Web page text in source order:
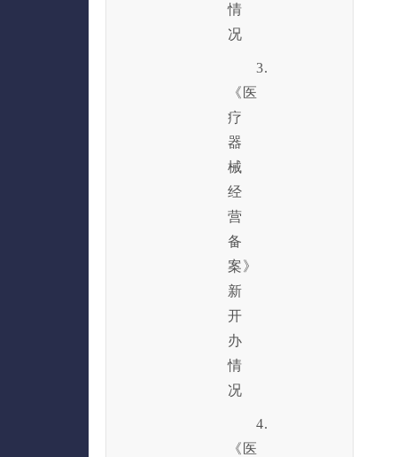
情
况
3.
《医
疗
器
械
经
营
备
案》
新
开
办
情
况
4.
《医